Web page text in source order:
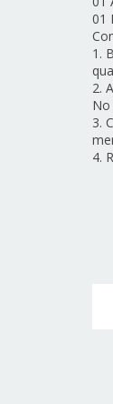
01
1.
2.
3.
4.